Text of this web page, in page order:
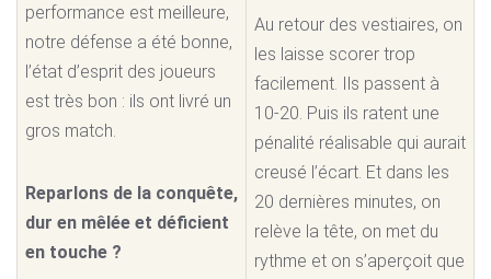
performance est meilleure,
notre défense a été bonne,
l’état d’esprit des joueurs
est très bon : ils ont livré un
gros match.
Reparlons de la conquête,
dur en mêlée et déficient
en touche ?
Au retour des vestiaires, on
les laisse scorer trop
facilement. Ils passent à
10-20. Puis ils ratent une
pénalité réalisable qui aurait
creusé l’écart. Et dans les
20 dernières minutes, on
relève la tête, on met du
rythme et on s’aperçoit que